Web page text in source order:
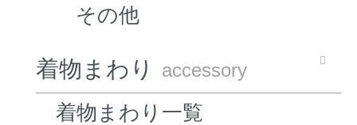
その他
着物まわり accessory
着物まわり一覧